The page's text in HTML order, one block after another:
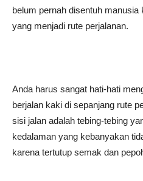
belum pernah disentuh manusia
yang menjadi rute perjalanan.
Anda harus sangat hati-hati
berjalan kaki di sepanjang rute
sisi jalan adalah tebing-tebing
kedalaman yang kebanyakan
karena tertutup semak dan